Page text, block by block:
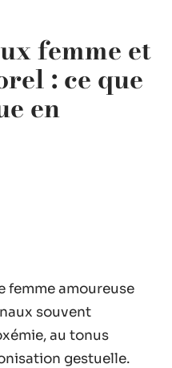
femme et
: ce que
en
femme amoureuse
souvent
au tonus
gestuelle.